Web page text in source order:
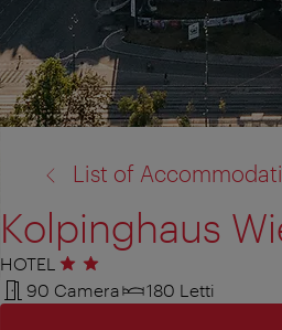
List of
Kolpinghaus
HOTEL 2 stelle
90 Camera
180 Letti